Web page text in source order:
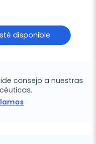
disponible
consejo a nuestras